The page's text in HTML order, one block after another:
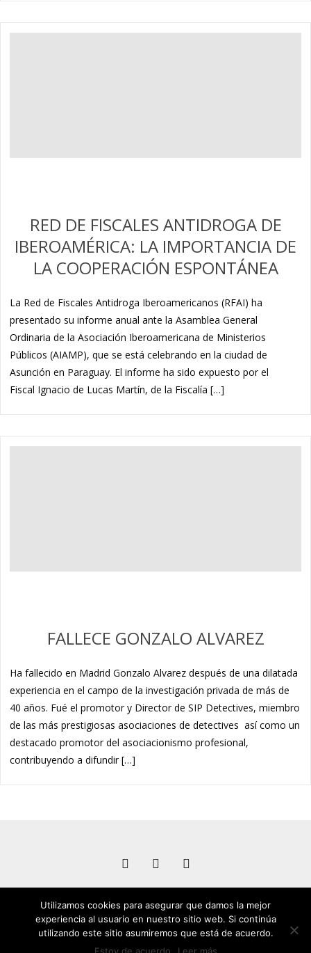
RED DE FISCALES ANTIDROGA DE
IBEROAMÉRICA: LA IMPORTANCIA DE
LA COOPERACIÓN ESPONTÁNEA
La Red de Fiscales Antidroga Iberoamericanos (RFAI) ha
presentado su informe anual ante la Asamblea General
Ordinaria de la Asociación Iberoamericana de Ministerios
Públicos (AIAMP), que se está celebrando en la ciudad de
Asunción en Paraguay. El informe ha sido expuesto por el
Fiscal Ignacio de Lucas Martín, de la Fiscalía […]
FALLECE GONZALO ALVAREZ
Ha fallecido en Madrid Gonzalo Alvarez después de una dilatada
experiencia en el campo de la investigación privada de más de
40 años. Fué el promotor y Director de SIP Detectives, miembro
de las más prestigiosas asociaciones de detectives así como un
destacado promotor del asociacionismo profesional,
contribuyendo a difundir […]
Copyright 2026 Asociacion Nacional de Agencias de Detectives
Utilizamos cookies para asegurar que damos la mejor
experiencia al usuario en nuestro sitio web. Si continúa
utilizando este sitio asumiremos que está de acuerdo.